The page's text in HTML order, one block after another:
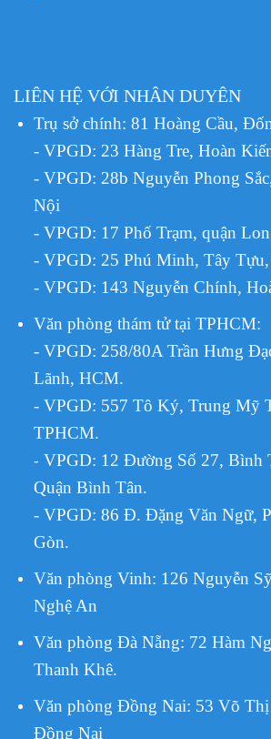
LIÊN HỆ VỚI NHÂN DUYÊN
Trụ sở chính: 81 Hoàng Cầu,
- VPGD: 23 Hàng Tre, Hoàn
- VPGD: 28b Nguyễn Phong
Nội
- VPGD: 17 Phố Trạm, quận
- VPGD: 25 Phú Minh, Tây
- VPGD: 143 Nguyễn Chính,
Văn phòng thám tử tại TPHCM:
- VPGD: 258/80A Trần Hưng
Lãnh, HCM.
- VPGD: 557 Tô Ký, Trung Mỹ
TPHCM.
- VPGD: 12 Đường Số 27, Bình
Quận Bình Tân.
- VPGD: 86 Đ. Đặng Văn Ngữ,
Gòn.
Văn phòng Vinh: 126 Nguyễn
Nghệ An
Văn phòng Đà Nẵng: 72 Hàm
Thanh Khê.
Văn phòng Đồng Nai: 53 Võ Thị
Đồng Nai